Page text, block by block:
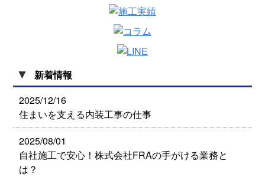
▼ 新着情報
2025/12/16
住まいを支える内装工事の仕事
2025/08/01
自社施工で安心！株式会社FRAの手がける業務と
は？